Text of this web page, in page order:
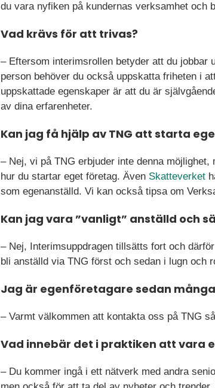
du vara nyfiken på kundernas verksamhet och
Vad krävs för att trivas?
– Eftersom interimsrollen betyder att du jobbar
person behöver du också uppskatta friheten i
uppskattade egenskaper är att du är
av dina erfarenheter.
Kan jag få hjälp av TNG att starta
– Nej, vi på TNG erbjuder inte denna möjlighet,
hur du startar eget företag. Även Skatteverket
som egenanställd. Vi kan också tipsa om
Kan jag vara ”vanligt” anställd och
– Nej, Interimsuppdragen tillsätts fort och
bli anställd via TNG först och sedan i lugn och
Jag är egenföretagare sedan
– Varmt välkommen att kontakta oss på TNG
Vad innebär det i praktiken att vara
– Du kommer ingå i ett nätverk med andra